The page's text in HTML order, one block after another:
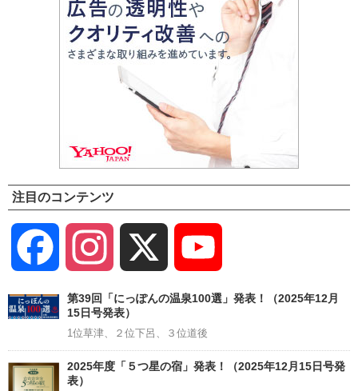
注目のコンテンツ
Facebook Instagram
Channel
第39回「にっぽんの温泉100選」発表！（2025年12月
15日号発表）
1位草津、２位下呂、３位道後
2025年度「５つ星の宿」発表！（2025年12月15日号発
表）